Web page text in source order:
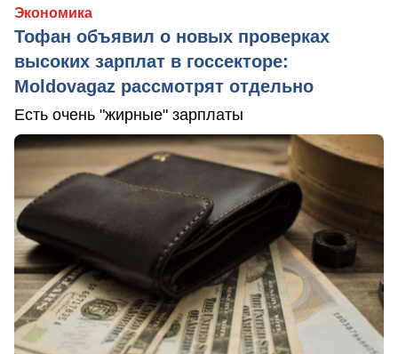
Экономика
Тофан объявил о новых проверках
высоких зарплат в госсекторе:
Moldovagaz рассмотрят отдельно
Есть очень "жирные" зарплаты